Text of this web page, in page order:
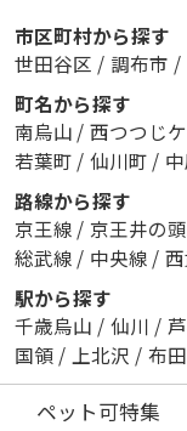
市区町村から探す
世田谷区 / 調布市 /
町名から探す
南烏山 / 西つつじ
若葉町 / 仙川町 /
路線から探す
京王線 / 京王井の
総武線 / 中央線 /
駅から探す
千歳烏山 / 仙川 /
国領 / 上北沢 / 布田
ペット可特集